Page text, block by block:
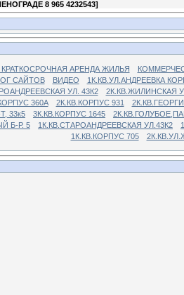
8 965 4232543]
АРЕНДА ЖИЛЬЯ
САЙТОВ ВИДЕО
1К.КВ.УЛ.АНДРЕЕВКА
УЛ. 43К2
2К.КВ.ЖИЛИНСКАЯ
360А 2К.КВ.КОРПУС 931
33к5
3К.КВ.КОРПУС 1645
Б-Р. 5
1К.КВ.СТАРОАНДРЕЕВСКАЯ УЛ.43К2
1К.КВ.КОРПУС 705